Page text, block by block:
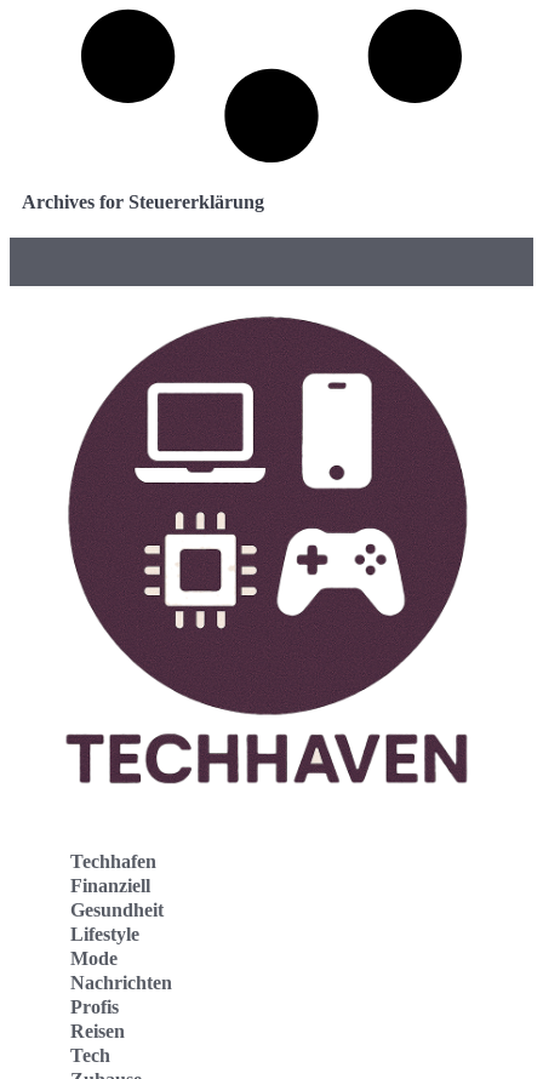
Archives for Steuererklärung
Techhafen
Finanziell
Gesundheit
Lifestyle
Mode
Nachrichten
Profis
Reisen
Tech